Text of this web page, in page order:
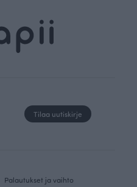
Tilaa uutiskirje
Palautukset ja vaihto